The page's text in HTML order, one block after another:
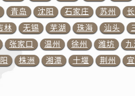
山西省晋城市城区黄华街百达翡丽售
山西省晋中市榆次区顺城街百达翡丽
山西省临汾市尧都区解放路百达翡丽
山西省吕梁市离石区永宁中路与建
山西省朔州市朔城区怡西路与鄯阳
青岛 沈阳 石家庄 苏州
林 无锡 芜湖 珠海 汕头
张家口 温州 徐州 潍坊 九
株洲 湘潭 十堰 荆州